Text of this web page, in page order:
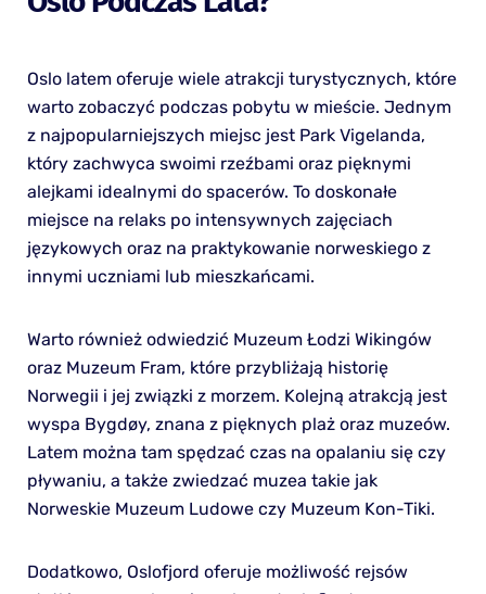
Oslo latem oferuje wiele atrakcji turystycznych, które
warto zobaczyć podczas pobytu w mieście. Jednym
z najpopularniejszych miejsc jest Park Vigelanda,
który zachwyca swoimi rzeźbami oraz pięknymi
alejkami idealnymi do spacerów. To doskonałe
miejsce na relaks po intensywnych zajęciach
językowych oraz na praktykowanie norweskiego z
innymi uczniami lub mieszkańcami.
Warto również odwiedzić Muzeum Łodzi Wikingów
oraz Muzeum Fram, które przybliżają historię
Norwegii i jej związki z morzem. Kolejną atrakcją jest
wyspa Bygdøy, znana z pięknych plaż oraz muzeów.
Latem można tam spędzać czas na opalaniu się czy
pływaniu, a także zwiedzać muzea takie jak
Norweskie Muzeum Ludowe czy Muzeum Kon-Tiki.
Dodatkowo, Oslofjord oferuje możliwość rejsów